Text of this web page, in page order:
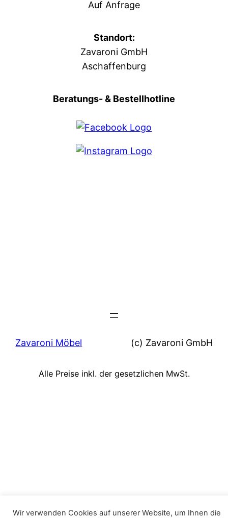
Auf Anfrage
Standort:
Zavaroni GmbH
Aschaffenburg
Beratungs- & Bestellhotline
Zavaroni Möbel (c) Zavaroni GmbH
Alle Preise inkl. der gesetzlichen MwSt.
Wir verwenden Cookies auf unserer Website, um Ihnen die